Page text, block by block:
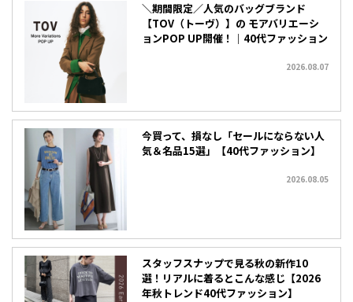
＼期間限定／人気のバッグブランド
【TOV（トーヴ）】の モアバリエーシ
ョンPOP UP開催！｜40代ファッション
2026.08.07
今買って、損なし「セールにならない人
気＆名品15選」【40代ファッション】
2026.08.05
スタッフスナップで見る秋の新作10
選！リアルに着るとこんな感じ【2026
年秋トレンド40代ファッション】